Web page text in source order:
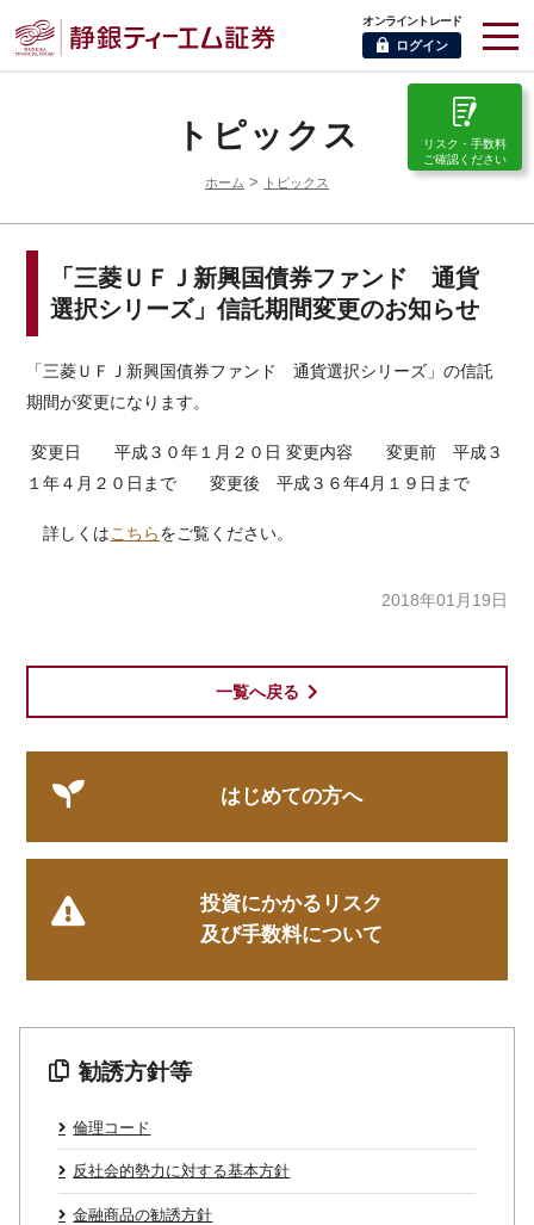
オンライントレード
ログイン
リスク・手数料
ご確認ください
トピックス
ホーム > トピックス
「三菱ＵＦＪ新興国債券ファンド 通貨
選択シリーズ」信託期間変更のお知らせ
「三菱ＵＦＪ新興国債券ファンド 通貨選択シリーズ」の信託
期間が変更になります。
変更日 平成３０年１月２０日 変更内容 変更前 平成３
１年４月２０日まで 変更後 平成３６年4月１９日まで
詳しくはこちらをご覧ください。
2018年01月19日
一覧へ戻る
はじめての方へ
投資にかかるリスク
及び手数料について
勧誘方針等
倫理コード
反社会的勢力に対する基本方針
金融商品の勧誘方針